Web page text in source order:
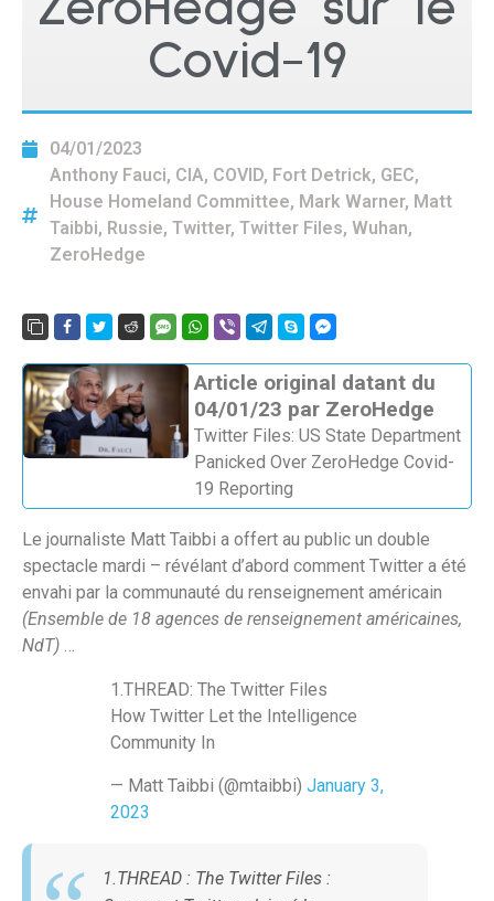
Covid-19
04/01/2023
Anthony Fauci, CIA, COVID, Fort Detrick, GEC,
House Homeland Committee, Mark Warner, Matt
Taibbi, Russie, Twitter, Twitter Files, Wuhan,
ZeroHedge
Article original datant du
04/01/23 par ZeroHedge
Twitter Files: US State Department
Panicked Over ZeroHedge Covid-
19 Reporting
Le journaliste Matt Taibbi a offert au public un double
spectacle mardi – révélant d’abord comment Twitter a été
envahi par la communauté du renseignement américain
(Ensemble de 18 agences de renseignement américaines,
NdT) …
1.THREAD: The Twitter Files
How Twitter Let the Intelligence
Community In
— Matt Taibbi (@mtaibbi) January 3,
2023
1.THREAD : The Twitter Files :